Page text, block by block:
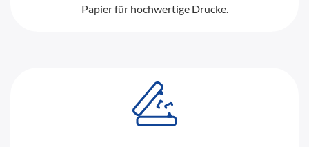
Papier für hochwertige Drucke.